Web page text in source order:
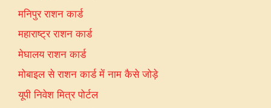
मनिपुर राशन कार्ड
महाराष्ट्र राशन कार्ड
मेघालय राशन कार्ड
मोबाइल से राशन कार्ड में नाम कैसे जोड़े
यूपी निवेश मित्र पोर्टल